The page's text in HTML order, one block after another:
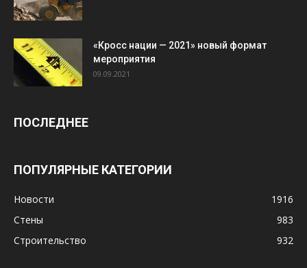
«Кросс нации — 2021» новый формат
мероприятия
09.09.2021
ПОСЛЕДНЕЕ
ПОПУЛЯРНЫЕ КАТЕГОРИИ
Новости
1916
Стены
983
Строительство
932